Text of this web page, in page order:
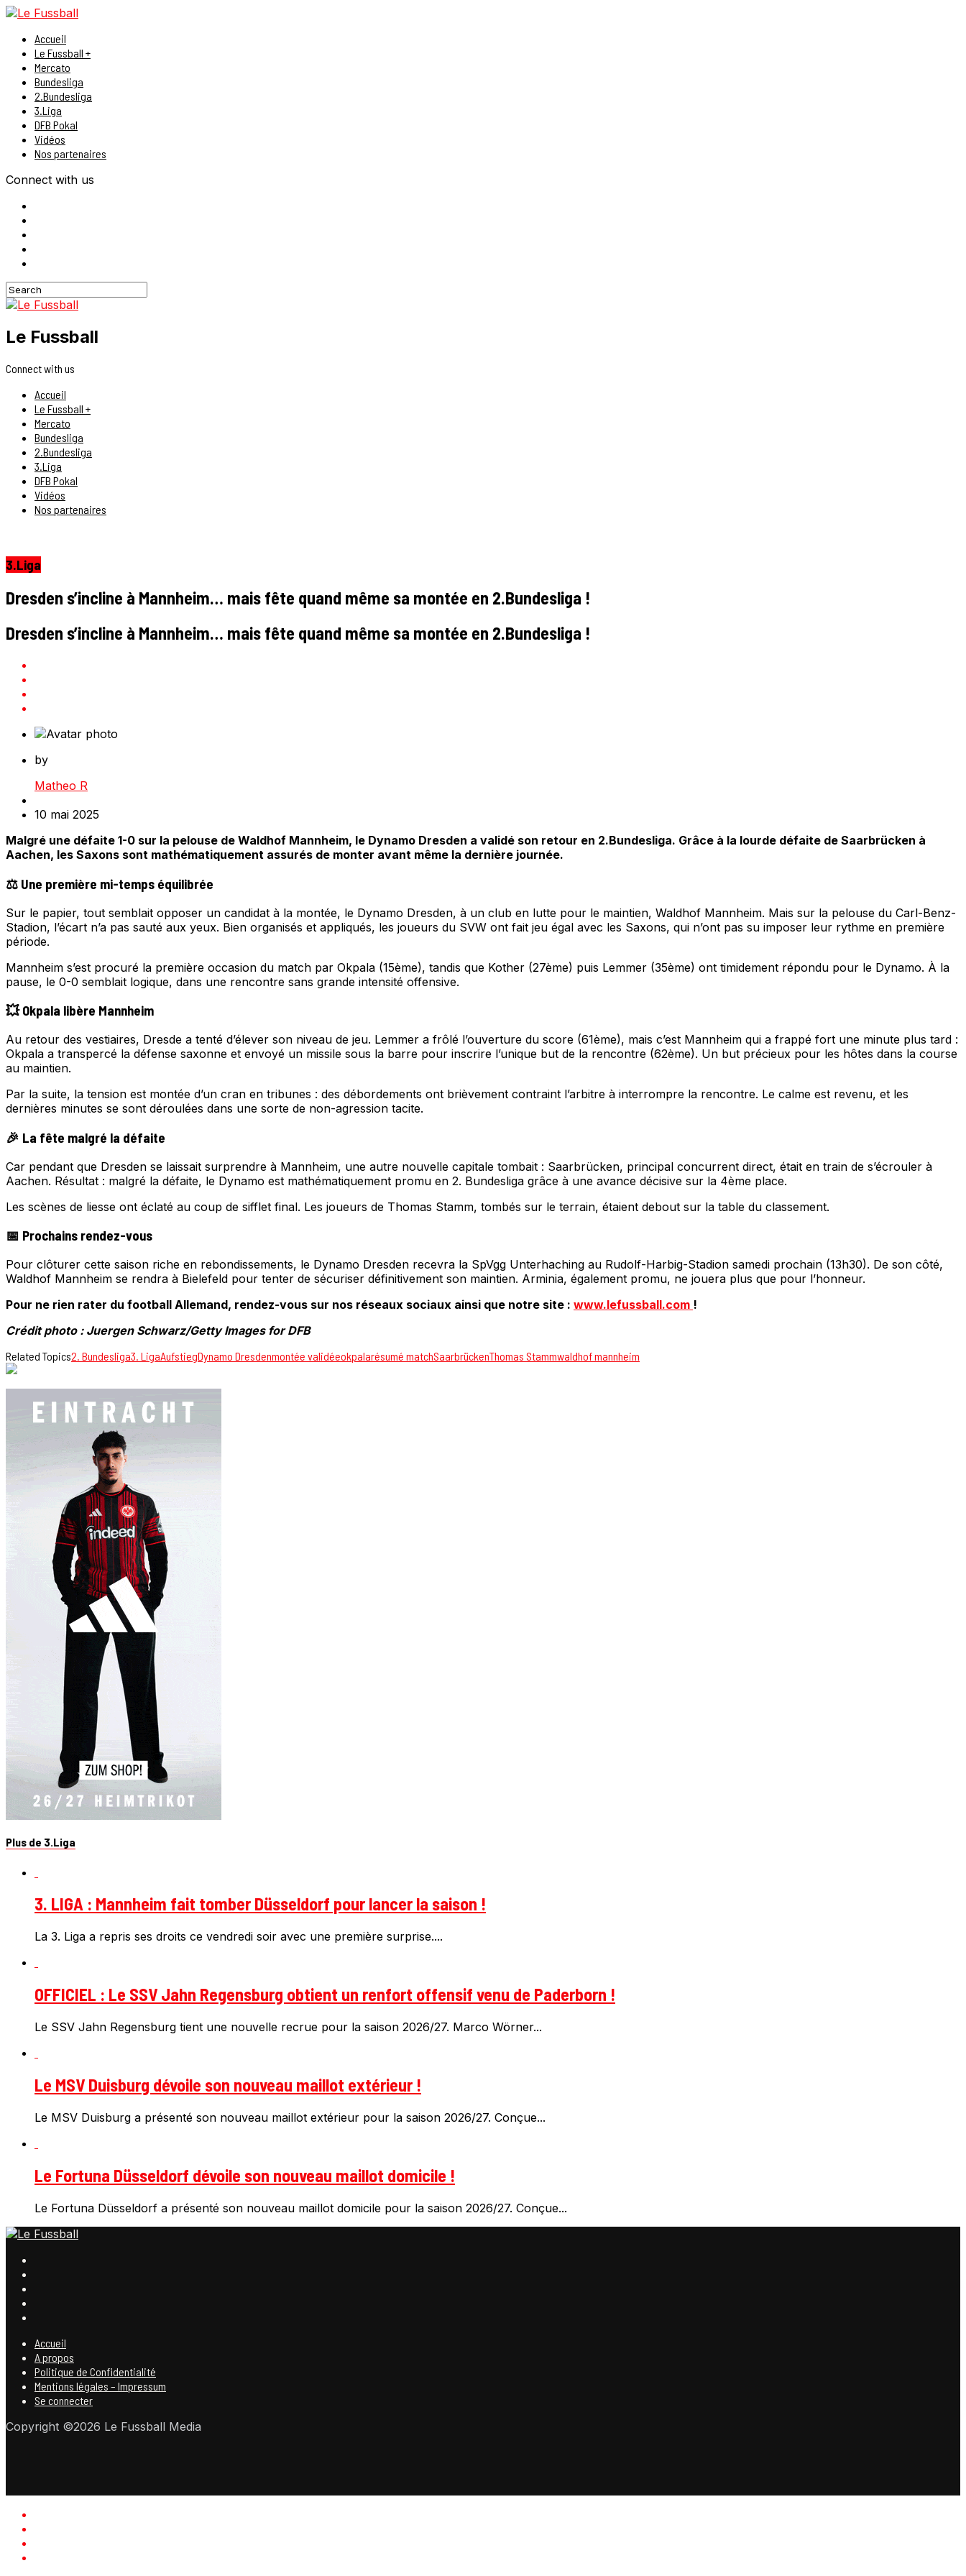
Accueil
Le Fussball +
Mercato
Bundesliga
2.Bundesliga
3.Liga
DFB Pokal
Vidéos
Nos partenaires
Connect with us
Le Fussball
Connect with us
Accueil
Le Fussball +
Mercato
Bundesliga
2.Bundesliga
3.Liga
DFB Pokal
Vidéos
Nos partenaires
3.Liga
Dresden s’incline à Mannheim… mais fête quand même sa montée en 2.Bundesliga !
Dresden s’incline à Mannheim… mais fête quand même sa montée en 2.Bundesliga !
by
Matheo R
10 mai 2025
Malgré une défaite 1-0 sur la pelouse de Waldhof Mannheim, le Dynamo Dresden a validé son retour en 2.Bundesliga. Grâce à la lourde défaite de Saarbrücken à
Aachen, les Saxons sont mathématiquement assurés de monter avant même la dernière journée.
⚖️ Une première mi-temps équilibrée
Sur le papier, tout semblait opposer un candidat à la montée, le Dynamo Dresden, à un club en lutte pour le maintien, Waldhof Mannheim. Mais sur la pelouse du Carl-Benz-
Stadion, l’écart n’a pas sauté aux yeux. Bien organisés et appliqués, les joueurs du SVW ont fait jeu égal avec les Saxons, qui n’ont pas su imposer leur rythme en première
période.
Mannheim s’est procuré la première occasion du match par Okpala (15ème), tandis que Kother (27ème) puis Lemmer (35ème) ont timidement répondu pour le Dynamo. À la
pause, le 0-0 semblait logique, dans une rencontre sans grande intensité offensive.
💥 Okpala libère Mannheim
Au retour des vestiaires, Dresde a tenté d’élever son niveau de jeu. Lemmer a frôlé l’ouverture du score (61ème), mais c’est Mannheim qui a frappé fort une minute plus tard :
Okpala a transpercé la défense saxonne et envoyé un missile sous la barre pour inscrire l’unique but de la rencontre (62ème). Un but précieux pour les hôtes dans la course
au maintien.
Par la suite, la tension est montée d’un cran en tribunes : des débordements ont brièvement contraint l’arbitre à interrompre la rencontre. Le calme est revenu, et les
dernières minutes se sont déroulées dans une sorte de non-agression tacite.
🎉 La fête malgré la défaite
Car pendant que Dresden se laissait surprendre à Mannheim, une autre nouvelle capitale tombait : Saarbrücken, principal concurrent direct, était en train de s’écrouler à
Aachen. Résultat : malgré la défaite, le Dynamo est mathématiquement promu en 2. Bundesliga grâce à une avance décisive sur la 4ème place.
Les scènes de liesse ont éclaté au coup de sifflet final. Les joueurs de Thomas Stamm, tombés sur le terrain, étaient debout sur la table du classement.
📅 Prochains rendez-vous
Pour clôturer cette saison riche en rebondissements, le Dynamo Dresden recevra la SpVgg Unterhaching au Rudolf-Harbig-Stadion samedi prochain (13h30). De son côté,
Waldhof Mannheim se rendra à Bielefeld pour tenter de sécuriser définitivement son maintien. Arminia, également promu, ne jouera plus que pour l’honneur.
Pour ne rien rater du football Allemand, rendez-vous sur nos réseaux sociaux ainsi que notre site : www.lefussball.com !
Crédit photo : Juergen Schwarz/Getty Images for DFB
Related Topics2. Bundesliga3. LigaAufstiegDynamo Dresdenmontée validéeokpalarésumé matchSaarbrückenThomas Stammwaldhof mannheim
Plus de 3.Liga
3. LIGA : Mannheim fait tomber Düsseldorf pour lancer la saison !
La 3. Liga a repris ses droits ce vendredi soir avec une première surprise....
OFFICIEL : Le SSV Jahn Regensburg obtient un renfort offensif venu de Paderborn !
Le SSV Jahn Regensburg tient une nouvelle recrue pour la saison 2026/27. Marco Wörner...
Le MSV Duisburg dévoile son nouveau maillot extérieur !
Le MSV Duisburg a présenté son nouveau maillot extérieur pour la saison 2026/27. Conçue...
Le Fortuna Düsseldorf dévoile son nouveau maillot domicile !
Le Fortuna Düsseldorf a présenté son nouveau maillot domicile pour la saison 2026/27. Conçue...
Accueil
A propos
Politique de Confidentialité
Mentions légales – Impressum
Se connecter
Copyright ©2026 Le Fussball Media